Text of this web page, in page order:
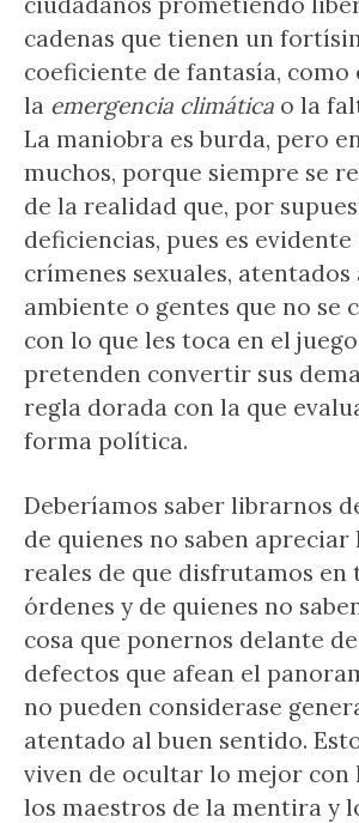
cadenas que tienen un
coeficiente de fantasía, como
la emergencia climática o la
La maniobra es burda, pero
muchos, porque siempre se
de la realidad que, por
deficiencias, pues es
crímenes sexuales,
ambiente o gentes que no se
con lo que les toca en el
pretenden convertir sus
regla dorada con la que
forma política.
Deberíamos saber librarnos
de quienes no saben apreciar
reales de que disfrutamos en
órdenes y de quienes no
cosa que ponernos delante
defectos que afean el
no pueden considerase
atentado al buen sentido.
viven de ocultar lo mejor con
los maestros de la mentira y